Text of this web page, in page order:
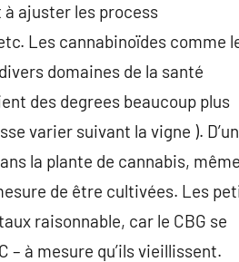
ajuster les process
Les cannabinoïdes comme
domaines de la santé
des degrees beaucoup plus
varier suivant la vigne ). D’un
la plante de cannabis,
de être cultivées. Les
raisonnable, car le CBG se
– à mesure qu’ils vieillissent.